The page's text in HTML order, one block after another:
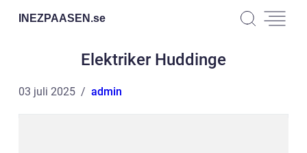
INEZPAASEN.se
Elektriker Huddinge
03 juli 2025 admin